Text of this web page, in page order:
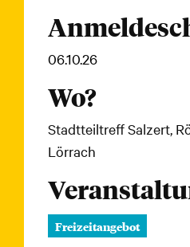
06.10.26
Wo?
Stadtteiltreff Salzert,
Lörrach
Freizeitangebot